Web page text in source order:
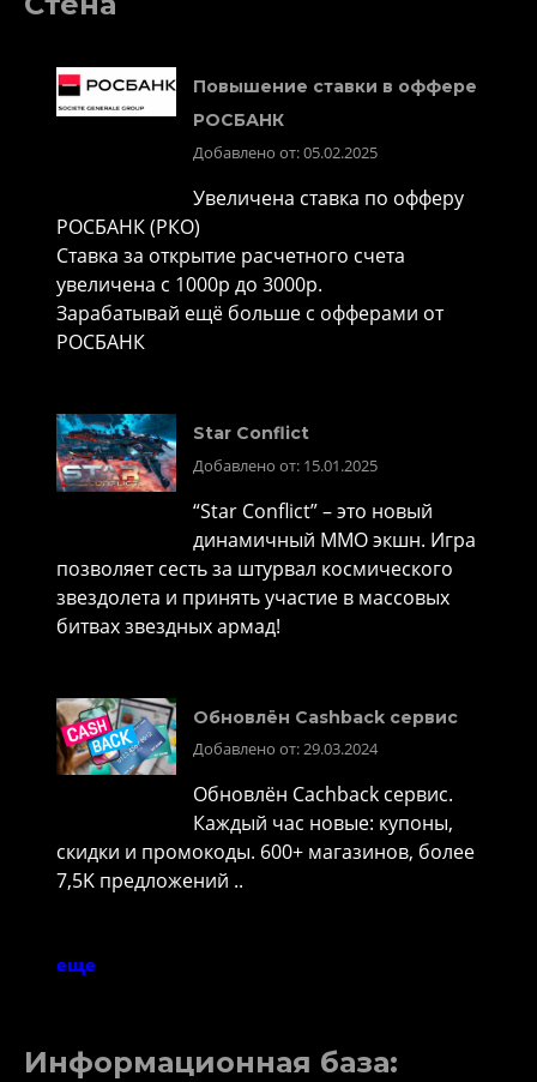
Повышение ставки в оффере
РОСБАНК
Добавлено от: 05.02.2025
Увеличена ставка по офферу
РОСБАНК (РКО)
Ставка за открытие расчетного счета
увеличена с 1000р до 3000р.
Зарабатывай ещё больше с офферами от
РОСБАНК
Star Conflict
Добавлено от: 15.01.2025
“Star Conflict” – это новый
динамичный MMO экшн. Игра
позволяет сесть за штурвал космического
звездолета и принять участие в массовых
битвах звездных армад!
Обновлён Cashback сервис
Добавлено от: 29.03.2024
Обновлён Cachback сервис.
Каждый час новые: купоны,
скидки и промокоды. 600+ магазинов, более
7,5K предложений ..
еще
Информационная база: